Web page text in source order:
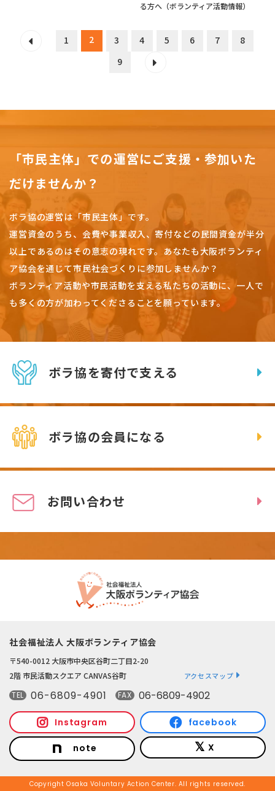
る方へ（ボランティア活動情報）
1 2 3 4 5 6 7
8
9
「市民主体」での運営にご支援・参加いた
だけませんか？
ボラ協の運営は「市民主体」です。
運営資金のうち、会費や事業収入、寄付などの民間資金が半分
以上であるのはその意志の現れです。 あなたも大阪ボランティ
ア協会を通じて市民社会づくりに参加しませんか？
ボランティア活動や市民活動を支える私たちの活動に、一人で
も多くの方が加わってくださることを願っています。
ボラ協を寄付で支える
ボラ協の会員になる
お問い合わせ
社会福祉法人 大阪ボランティア協会
〒540-0012 大阪市中央区谷町二丁目2-20
2階 市民活動スクエア CANVAS谷町
アクセスマップ
TEL 06-6809-4901 FAX 06-6809-4902
Instagram facebook
note X
Copyright Osaka Voluntary Action Center. All rights reserved.